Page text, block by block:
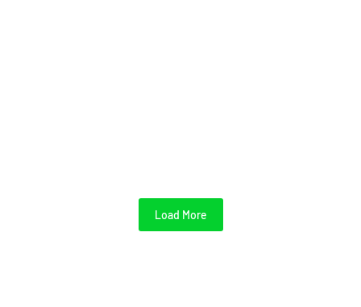
Load More